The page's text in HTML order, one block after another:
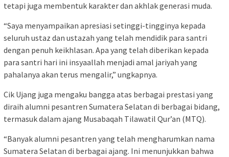
tetapi juga membentuk karakter dan akhlak generasi muda.
“Saya menyampaikan apresiasi setinggi-tingginya kepada
seluruh ustaz dan ustazah yang telah mendidik para santri
dengan penuh keikhlasan. Apa yang telah diberikan kepada
para santri hari ini insyaallah menjadi amal jariyah yang
pahalanya akan terus mengalir,” ungkapnya.
Cik Ujang juga mengaku bangga atas berbagai prestasi yang
diraih alumni pesantren Sumatera Selatan di berbagai bidang,
termasuk dalam ajang Musabaqah Tilawatil Qur’an (MTQ).
“Banyak alumni pesantren yang telah mengharumkan nama
Sumatera Selatan di berbagai ajang. Ini menunjukkan bahwa